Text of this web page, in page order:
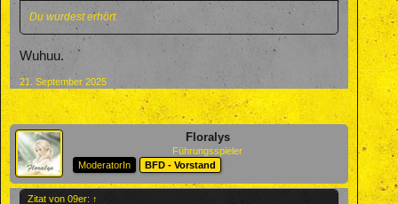
Du wurdest erhört.
Wuhuu.
21. September 2025
Floralys
Führungsspieler
ModeratorIn
BFD - Vorstand
Zitat von 09er: ↑